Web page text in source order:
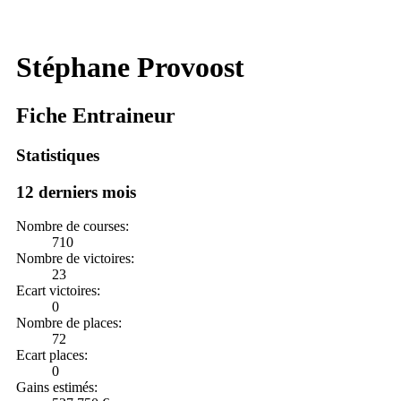
Stéphane Provoost
Fiche Entraineur
Statistiques
12 derniers mois
Nombre de courses:
710
Nombre de victoires:
23
Ecart victoires:
0
Nombre de places:
72
Ecart places:
0
Gains estimés: